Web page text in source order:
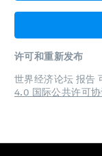
许可和重新发布
世界经济论坛 报告
4.0 国际公共许可协